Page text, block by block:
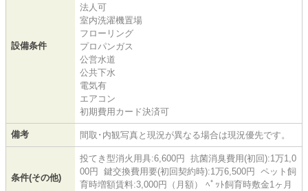
設備条件
法人可
室内洗濯機置場
フローリング
プロパンガス
公営水道
公共下水
電気有
エアコン
初期費用カード決済可
備考 間取･内観写真と現況が異なる場合は現況優先です。
条件(その他)
投てき型消火用具:6,600円 抗菌消臭費用(初回):1万1,0
00円 鍵交換費用要(初回契約時):1万6,500円 ペット飼
育時増額賃料:3,000円（月額） ﾍﾟｯﾄ飼育時敷金1ヶ月